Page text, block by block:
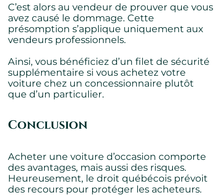
C’est alors au vendeur de prouver que vous
avez causé le dommage. Cette
présomption s’applique uniquement aux
vendeurs professionnels.
Ainsi, vous bénéficiez d’un filet de sécurité
supplémentaire si vous achetez votre
voiture chez un concessionnaire plutôt
que d’un particulier.
Conclusion
Acheter une voiture d’occasion comporte
des avantages, mais aussi des risques.
Heureusement, le droit québécois prévoit
des recours pour protéger les acheteurs.